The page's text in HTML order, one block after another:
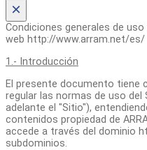
×
Condiciones generales de
web http://www.arram.net/es/
1.- Introducción
El presente documento tiene
regular las normas de uso
adelante el "Sitio"),
contenidos propiedad de
accede a través del dominio
subdominios.